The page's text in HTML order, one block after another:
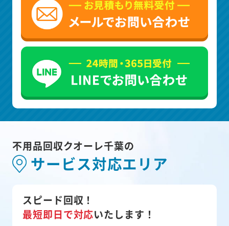
不用品回収クオーレ千葉の
サービス対応エリア
スピード回収！
最短即日で対応いたします！